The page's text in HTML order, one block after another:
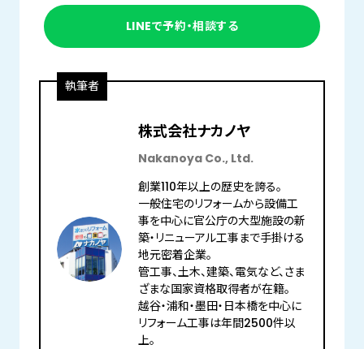
LINEで予約・相談する
執筆者
株式会社ナカノヤ
Nakanoya Co., Ltd.
創業110年以上の歴史を誇る。
一般住宅のリフォームから設備工
事を中心に官公庁の大型施設の新
築・リニューアル工事まで手掛ける
地元密着企業。
管工事、土木、建築、電気など、さま
ざまな国家資格取得者が在籍。
越谷・浦和・墨田・日本橋を中心に
リフォーム工事は年間2500件以
上。